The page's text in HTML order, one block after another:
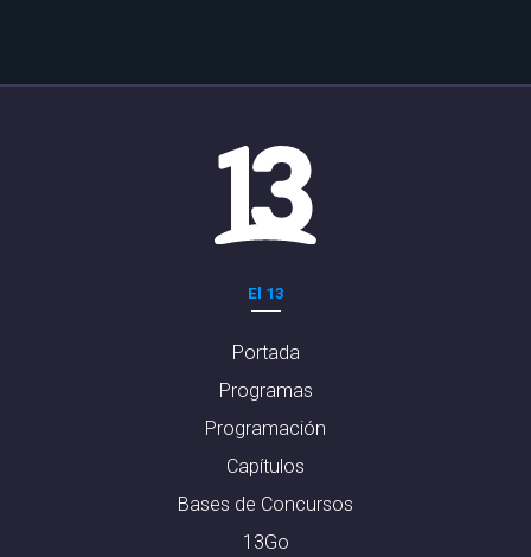
El 13
Portada
Programas
Programación
Capítulos
Bases de Concursos
13Go